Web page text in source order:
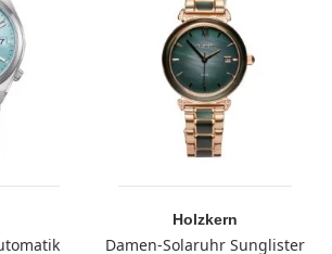
Holzkern
Damen-Solaruhr Sunglister